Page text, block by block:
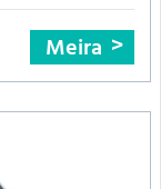
Meira